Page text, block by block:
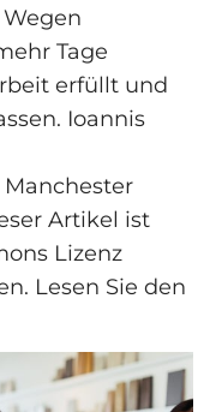
Tage
erfüllt und
Ioannis
Artikel ist
Lizenz
Lesen Sie den